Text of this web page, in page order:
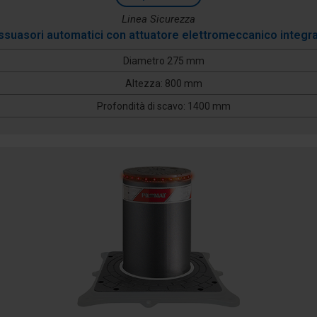
Linea Sicurezza
automatici con attuatore elettromeccanico
Diametro 275 mm
Altezza: 800 mm
Profondità di scavo: 1400 mm